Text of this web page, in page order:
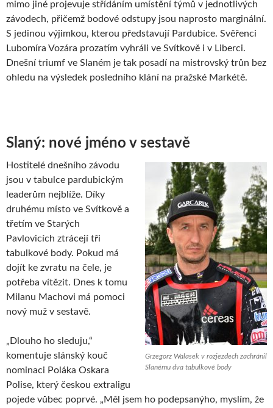
mimo jiné projevuje střídáním umístění týmů v jednotlivých
závodech, přičemž bodové odstupy jsou naprosto marginální.
S jedinou výjimkou, kterou představují Pardubice. Svěřenci
Lubomíra Vozára prozatím vyhráli ve Svítkově i v Liberci.
Dnešní triumf ve Slaném je tak posadí na mistrovský trůn bez
ohledu na výsledek posledního klání na pražské Markétě.
Slaný: nové jméno v sestavě
Grzegorz Walasek v rozjezdech zachránil
Slanému dva tabulkové body
Hostitelé dnešního závodu
jsou v tabulce pardubickým
leaderům nejblíže. Díky
druhému místo ve Svítkově a
třetím ve Starých
Pavlovicích ztrácejí tři
tabulkové body. Pokud má
dojít ke zvratu na čele, je
potřeba vítězit. Dnes k tomu
Milanu Machovi má pomoci
nový muž v sestavě.
„Dlouho ho sleduju,“
komentuje slánský kouč
nominaci Poláka Oskara
Polise, který českou extraligu
pojede vůbec poprvé. „Měl jsem ho podepsanýho, myslím, že